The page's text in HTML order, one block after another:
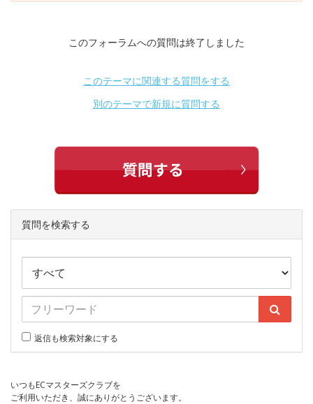
このフォーラムへの質問は終了しました
このテーマに関連する質問をする
別のテーマで新規に質問する
質問を検索する
返信も検索対象にする
いつもECマスターズクラブを
ご利用いただき、誠にありがとうございます。